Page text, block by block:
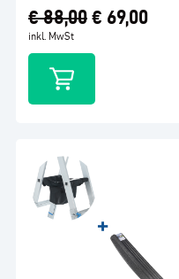
€88,00 € 69,00
inkl. MwSt